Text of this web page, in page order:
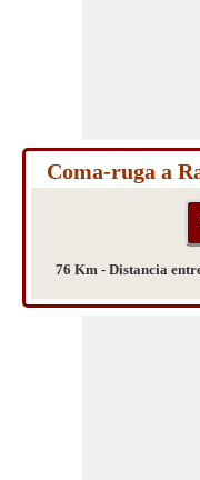
Coma-ruga a
76 Km - Distancia